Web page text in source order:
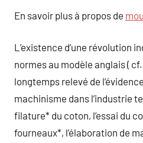
En savoir plus à propos de
L’existence d’une révolution
normes au modèle anglais (
longtemps relevé de
machinisme dans l’industrie
filature* du coton, l’essai du
fourneaux*, l’élaboration de